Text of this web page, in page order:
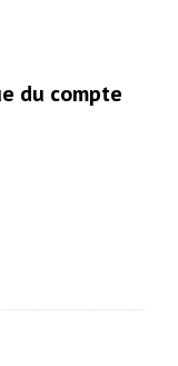
du compte